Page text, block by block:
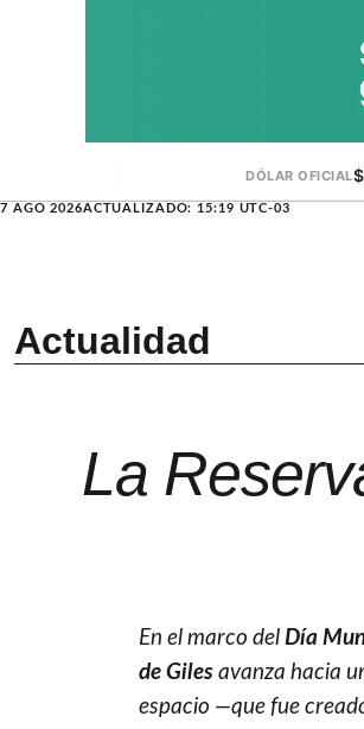
DÓLAR OFICIAL
7 AGO 2026ACTUALIZADO: 15:19 UTC-03
Actualidad
La
En el marco delDía
de Giles avanza hacia
espacio —que fue